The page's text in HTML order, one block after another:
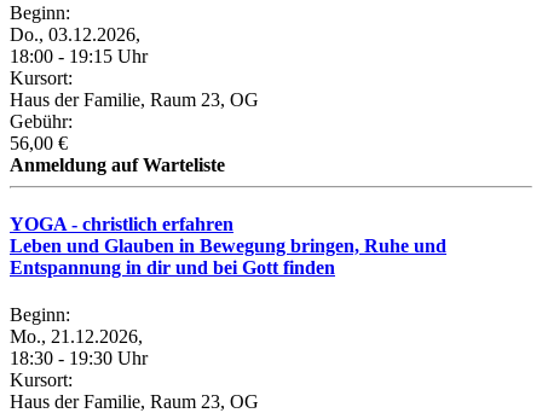
Beginn:
Do., 03.12.2026,
18:00 - 19:15 Uhr
Kursort:
Haus der Familie, Raum 23, OG
Gebühr:
56,00 €
Anmeldung auf Warteliste
YOGA - christlich erfahren
Leben und Glauben in Bewegung bringen, Ruhe und
Entspannung in dir und bei Gott finden
Beginn:
Mo., 21.12.2026,
18:30 - 19:30 Uhr
Kursort:
Haus der Familie, Raum 23, OG